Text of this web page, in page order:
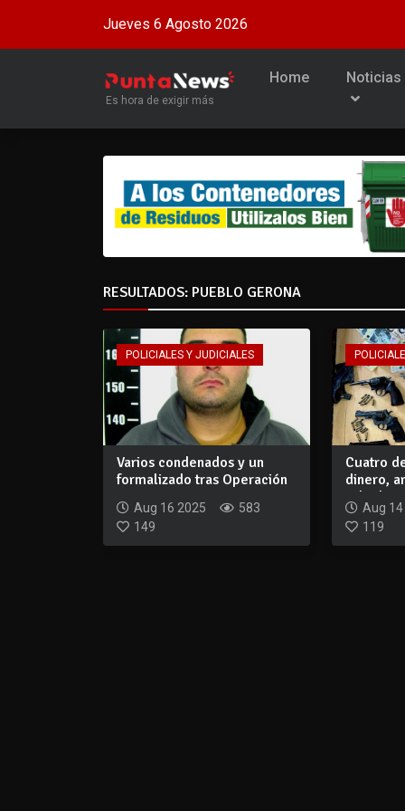
Jueves 6 Agosto 2026
Es hora de exigir más
Home Noticias
RESULTADOS: PUEBLO GERONA
POLICIALES Y JUDICIALES
Varios condenados y un
formalizado tras Operación
Aug 16 2025
583
149
Cuatro
dinero,
robada
Aug
119